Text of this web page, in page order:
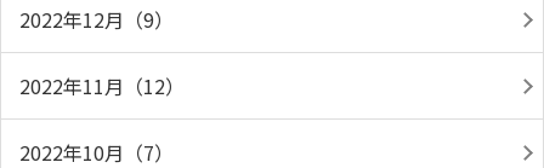
2022年12月（9）
2022年11月（12）
2022年10月（7）